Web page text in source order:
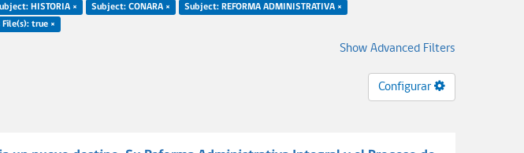
HISTORIA × Subject: CONARA ×
Subject: REFORMA ADMINISTRATIVA ×
File(s): true ×
Show Advanced Filters
Configurar